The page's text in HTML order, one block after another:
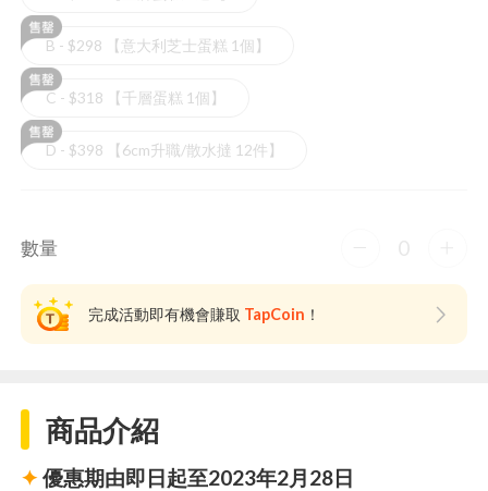
B - $298 【意大利芝士蛋糕 1個】
C - $318 【千層蛋糕 1個】
D - $398 【6cm升職/散水撻 12件】
數量 0
完成活動即有機會賺取 TapCoin ！
商品介紹
✦ 優惠期由即日起至2023年2月28日